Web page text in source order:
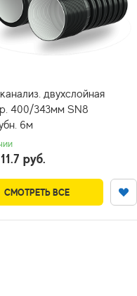
двухслойная
400/343мм SN8
6м
руб.
СМОТРЕТЬ ВСЕ